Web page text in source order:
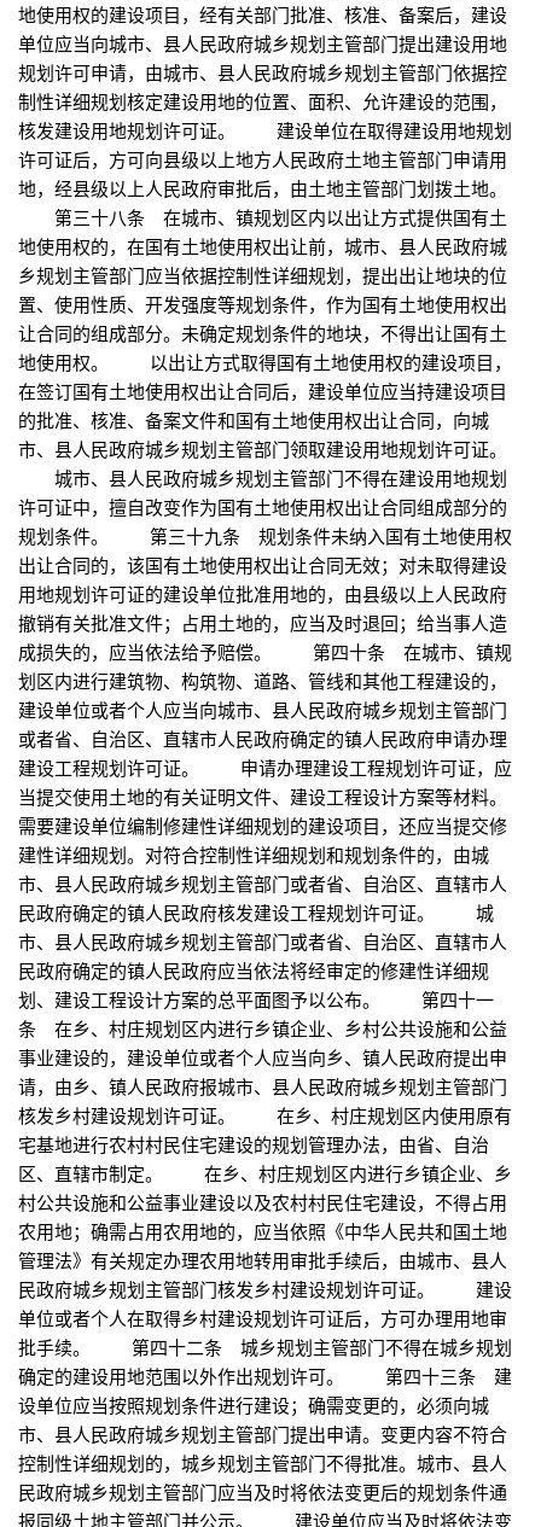
地使用权的建设项目，经有关部门批准、核准、备案后，建设
单位应当向城市、县人民政府城乡规划主管部门提出建设用地
规划许可申请，由城市、县人民政府城乡规划主管部门依据控
制性详细规划核定建设用地的位置、面积、允许建设的范围，
核发建设用地规划许可证。 建设单位在取得建设用地规划
许可证后，方可向县级以上地方人民政府土地主管部门申请用
地，经县级以上人民政府审批后，由土地主管部门划拨土地。
第三十八条 在城市、镇规划区内以出让方式提供国有土
地使用权的，在国有土地使用权出让前，城市、县人民政府城
乡规划主管部门应当依据控制性详细规划，提出出让地块的位
置、使用性质、开发强度等规划条件，作为国有土地使用权出
让合同的组成部分。未确定规划条件的地块，不得出让国有土
地使用权。 以出让方式取得国有土地使用权的建设项目，
在签订国有土地使用权出让合同后，建设单位应当持建设项目
的批准、核准、备案文件和国有土地使用权出让合同，向城
市、县人民政府城乡规划主管部门领取建设用地规划许可证。
城市、县人民政府城乡规划主管部门不得在建设用地规划
许可证中，擅自改变作为国有土地使用权出让合同组成部分的
规划条件。 第三十九条 规划条件未纳入国有土地使用权
出让合同的，该国有土地使用权出让合同无效；对未取得建设
用地规划许可证的建设单位批准用地的，由县级以上人民政府
撤销有关批准文件；占用土地的，应当及时退回；给当事人造
成损失的，应当依法给予赔偿。 第四十条 在城市、镇规
划区内进行建筑物、构筑物、道路、管线和其他工程建设的，
建设单位或者个人应当向城市、县人民政府城乡规划主管部门
或者省、自治区、直辖市人民政府确定的镇人民政府申请办理
建设工程规划许可证。 申请办理建设工程规划许可证，应
当提交使用土地的有关证明文件、建设工程设计方案等材料。
需要建设单位编制修建性详细规划的建设项目，还应当提交修
建性详细规划。对符合控制性详细规划和规划条件的，由城
市、县人民政府城乡规划主管部门或者省、自治区、直辖市人
民政府确定的镇人民政府核发建设工程规划许可证。 城
市、县人民政府城乡规划主管部门或者省、自治区、直辖市人
民政府确定的镇人民政府应当依法将经审定的修建性详细规
划、建设工程设计方案的总平面图予以公布。 第四十一
条 在乡、村庄规划区内进行乡镇企业、乡村公共设施和公益
事业建设的，建设单位或者个人应当向乡、镇人民政府提出申
请，由乡、镇人民政府报城市、县人民政府城乡规划主管部门
核发乡村建设规划许可证。 在乡、村庄规划区内使用原有
宅基地进行农村村民住宅建设的规划管理办法，由省、自治
区、直辖市制定。 在乡、村庄规划区内进行乡镇企业、乡
村公共设施和公益事业建设以及农村村民住宅建设，不得占用
农用地；确需占用农用地的，应当依照《中华人民共和国土地
管理法》有关规定办理农用地转用审批手续后，由城市、县人
民政府城乡规划主管部门核发乡村建设规划许可证。 建设
单位或者个人在取得乡村建设规划许可证后，方可办理用地审
批手续。 第四十二条 城乡规划主管部门不得在城乡规划
确定的建设用地范围以外作出规划许可。 第四十三条 建
设单位应当按照规划条件进行建设；确需变更的，必须向城
市、县人民政府城乡规划主管部门提出申请。变更内容不符合
控制性详细规划的，城乡规划主管部门不得批准。城市、县人
民政府城乡规划主管部门应当及时将依法变更后的规划条件通
报同级土地主管部门并公示。 建设单位应当及时将依法变